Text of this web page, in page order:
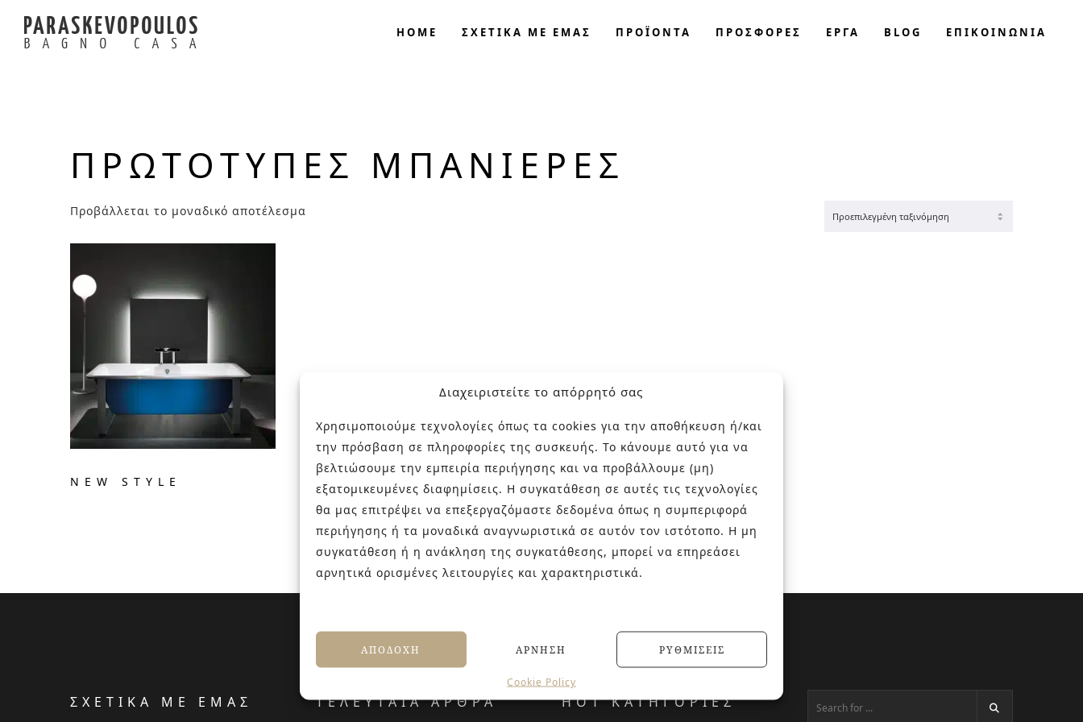
Διαχειριστείτε το απόρρητό σας
Χρησιμοποιούμε τεχνολογίες όπως τα cookies για την αποθήκευση ή/και
την πρόσβαση σε πληροφορίες της συσκευής. Το κάνουμε αυτό για να
βελτιώσουμε την εμπειρία περιήγησης και να προβάλλουμε (μη)
εξατομικευμένες διαφημίσεις. Η συγκατάθεση σε αυτές τις τεχνολογίες
θα μας επιτρέψει να επεξεργαζόμαστε δεδομένα όπως η συμπεριφορά
περιήγησης ή τα μοναδικά αναγνωριστικά σε αυτόν τον ιστότοπο. Η μη
συγκατάθεση ή η ανάκληση της συγκατάθεσης, μπορεί να επηρεάσει
αρνητικά ορισμένες λειτουργίες και χαρακτηριστικά.
ΑΠΟΔΟΧΉ ΆΡΝΗΣΗ ΡΥΘΜΊΣΕΙΣ
Cookie Policy
HOME ΣΧΕΤΙΚΑ ΜΕ ΕΜΑΣ ΠΡΟΪΟΝΤΑ ΠΡΟΣΦΟΡΈΣ ΕΡΓΑ BLOG ΕΠΙΚΟΙΝΩΝΊΑ
ΠΡΩΤΟΤΥΠΕΣ ΜΠΑΝΙΕΡΕΣ
Προβάλλεται το μοναδικό αποτέλεσμα
NEW STYLE
ΣΧΕΤΙΚΑ ΜΕ ΕΜΑΣ ΤΕΛΕΥΤΑΙΑ ΑΡΘΡΑ HOT ΚΑΤΗΓΟΡΙΕΣ